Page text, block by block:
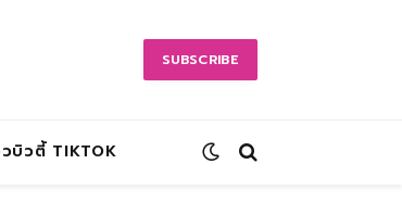
SUBSCRIBE
บิวตี้ TIKTOK